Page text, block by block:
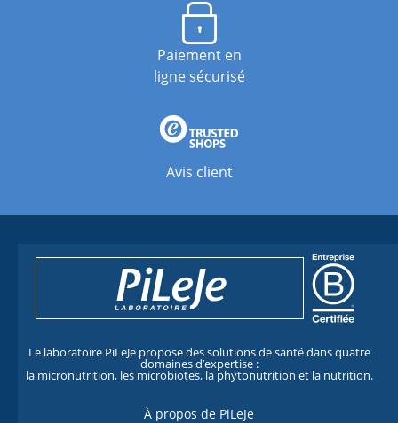
Paiement en
ligne sécurisé
Avis client
Le laboratoire PiLeJe propose des solutions de santé dans quatre
domaines d’expertise :
la micronutrition, les microbiotes, la phytonutrition et la nutrition.
À propos de PiLeJe